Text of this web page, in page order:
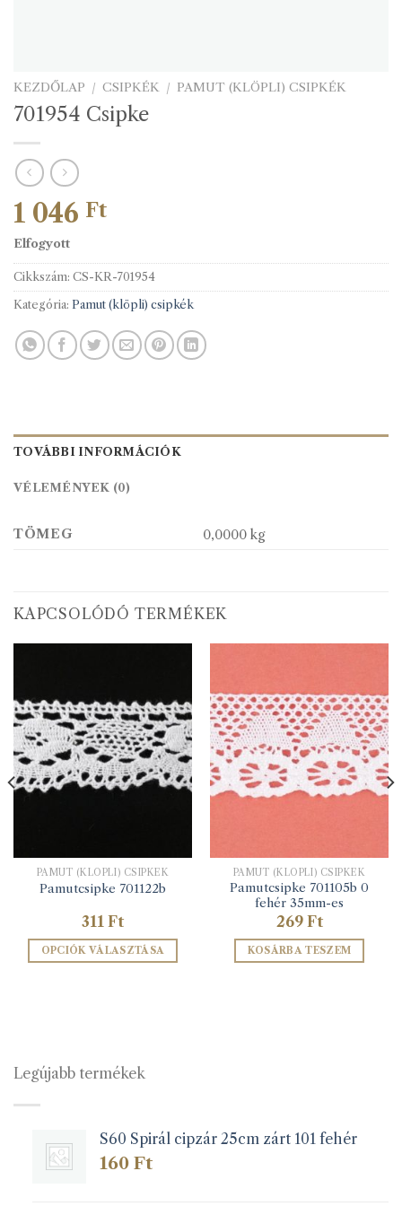
KEZDŐLAP / CSIPKÉK / PAMUT (KLÖPLI) CSIPKÉK
701954 Csipke
1 046 Ft
Elfogyott
Cikkszám: CS-KR-701954
Kategória: Pamut (klöpli) csipkék
TOVÁBBI INFORMÁCIÓK
VÉLEMÉNYEK (0)
TÖMEG 0,0000 kg
KAPCSOLÓDÓ TERMÉKEK
PAMUT (KLÖPLI) CSIPKÉK
Pamutcsipke 701122b
311 Ft
OPCIÓK VÁLASZTÁSA
van.
termékoldalon
választhatók
PAMUT (KLÖPLI) CSIPKÉK
Pamutcsipke 701105b 0
fehér 35mm-es
269 Ft
KOSÁRBA TESZEM
Legújabb termékek
S60 Spirál cipzár 25cm zárt 101 fehér
160 Ft